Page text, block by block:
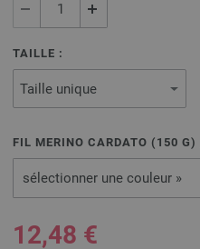
TAILLE :
FIL MERINO CARDATO ( 150 G)
sélectionner une couleur »
12,48 €